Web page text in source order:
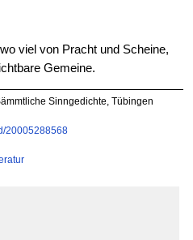
viel von Pracht und Scheine,
Gemeine.
Sinngedichte, Tübingen
20005288568